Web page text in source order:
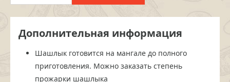
Дополнительная информация
Шашлык готовится на мангале до полного
приготовления. Можно заказать степень
прожарки шашлыка